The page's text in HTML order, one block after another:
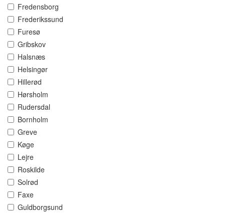
Fredensborg
Frederikssund
Furesø
Gribskov
Halsnæs
Helsingør
Hillerød
Hørsholm
Rudersdal
Bornholm
Greve
Køge
Lejre
Roskilde
Solrød
Faxe
Guldborgsund